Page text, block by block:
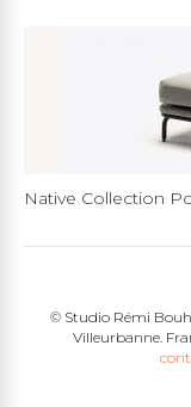
Native Collection
© Studio Rémi
Villeurbanne.